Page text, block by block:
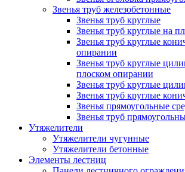
Звенья труб железобетонные
Звенья труб круглые
Звенья труб круглые на
Звенья труб круглые
опирании
Звенья труб круглые
плоском опирании
Звенья труб круглые
Звенья труб круглые
Звенья прямоугольные
Звенья труб
Утяжелители
Утяжелители чугунные
Утяжелители бетонные
Элементы лестниц